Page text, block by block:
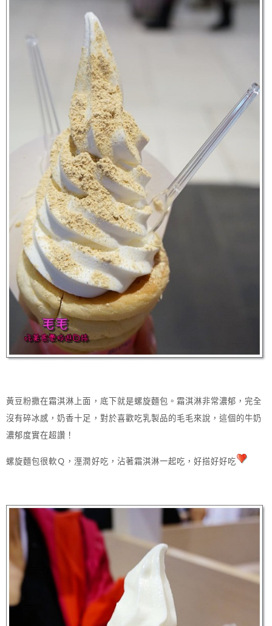
黃豆粉撒在霜淇淋上面，底下就是螺旋麵包。霜淇淋非常濃郁，完全
沒有碎冰感，奶香十足，對於喜歡吃乳製品的毛毛來說，這個的牛奶
濃郁度實在超讚！
螺旋麵包很軟Ｑ，溼潤好吃，沾著霜淇淋一起吃，好搭好好吃